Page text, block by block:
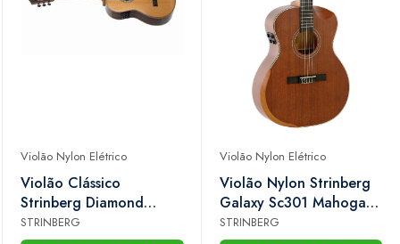
Violão Nylon Elétrico
Violão Clássico
Strinberg Diamond
Dc6sc rt n
STRINBERG
Violão Nylon Elétrico
Violão Nylon Strinberg
Galaxy Sc301 Mahogany
Satin Com Bag
STRINBERG